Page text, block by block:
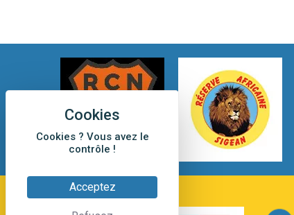
Cookies ? Vous avez le
contrôle !
Acceptez